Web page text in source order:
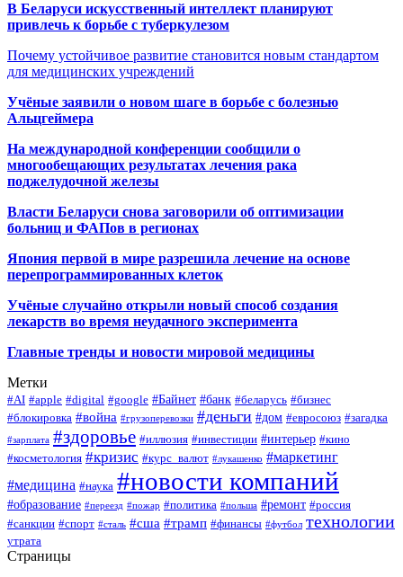
В Беларуси искусственный интеллект планируют
привлечь к борьбе с туберкулезом
Почему устойчивое развитие становится новым стандартом
для медицинских учреждений
Учёные заявили о новом шаге в борьбе с болезнью
Альцгеймера
На международной конференции сообщили о
многообещающих результатах лечения рака
поджелудочной железы
Власти Беларуси снова заговорили об оптимизации
больниц и ФАПов в регионах
Япония первой в мире разрешила лечение на основе
перепрограммированных клеток
Учёные случайно открыли новый способ создания
лекарств во время неудачного эксперимента
Главные тренды и новости мировой медицины
Метки
#AI #apple #digital #google #Байнет #банк #беларусь #бизнес
#блокировка #война #грузоперевозки #деньги #дом #евросоюз #загадка
#зарплата #здоровье #иллюзия #инвестиции #интерьер #кино
#косметология #кризис #курс_валют #лукашенко #маркетинг
#медицина #наука #новости компаний
#образование #переезд #пожар #политика #польша #ремонт #россия
#санкции #спорт #сталь #сша #трамп #финансы #футбол технологии
утрата
Страницы